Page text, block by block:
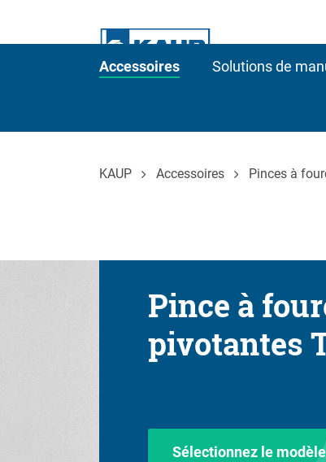
Accessoires Solutions de
KAUP Accessoires Pinces à
Pince à
pivotantes
Sélectionnez le